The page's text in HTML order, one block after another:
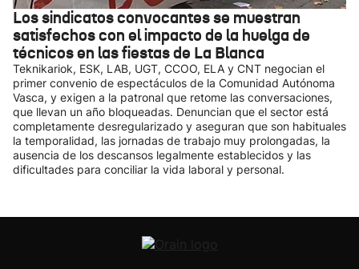
Los sindicatos convocantes se muestran
satisfechos con el impacto de la huelga de
técnicos en las fiestas de La Blanca
Teknikariok, ESK, LAB, UGT, CCOO, ELA y CNT negocian el
primer convenio de espectáculos de la Comunidad Autónoma
Vasca, y exigen a la patronal que retome las conversaciones,
que llevan un año bloqueadas. Denuncian que el sector está
completamente desregularizado y aseguran que son habituales
la temporalidad, las jornadas de trabajo muy prolongadas, la
ausencia de los descansos legalmente establecidos y las
dificultades para conciliar la vida laboral y personal.